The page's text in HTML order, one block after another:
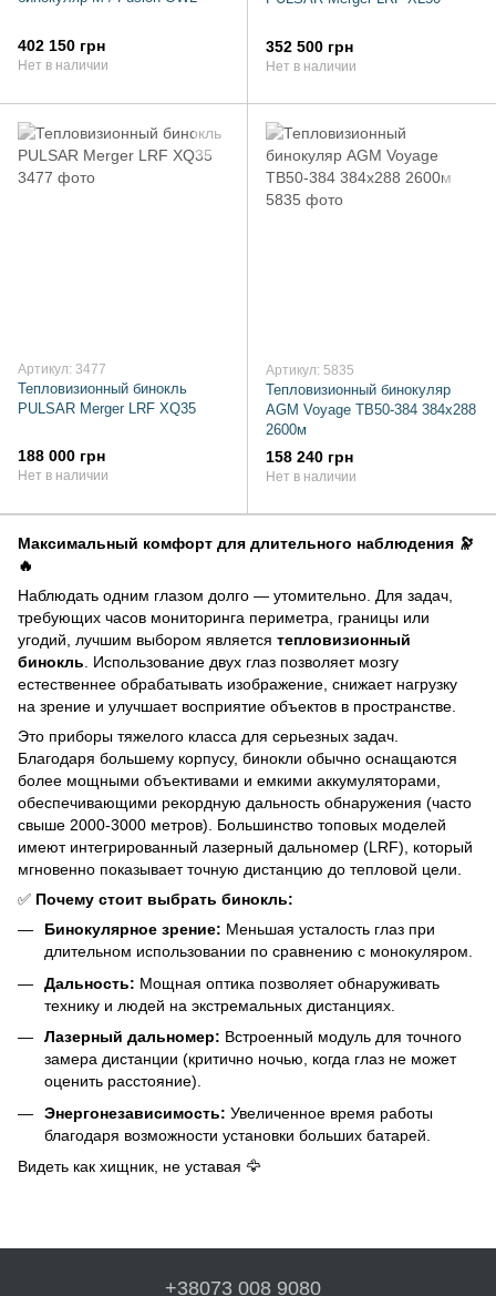
402 150 грн
Нет в наличии
352 500 грн
Нет в наличии
Артикул: 3477
Тепловизионный бинокль
PULSAR Merger LRF XQ35
188 000 грн
Нет в наличии
Артикул: 5835
Тепловизионный бинокуляр
AGM Voyage TB50-384 384х288
2600м
158 240 грн
Нет в наличии
Максимальный комфорт для длительного наблюдения 🔭
🔥
Наблюдать одним глазом долго — утомительно. Для задач,
требующих часов мониторинга периметра, границы или
угодий, лучшим выбором является тепловизионный
бинокль. Использование двух глаз позволяет мозгу
естественнее обрабатывать изображение, снижает нагрузку
на зрение и улучшает восприятие объектов в пространстве.
Это приборы тяжелого класса для серьезных задач.
Благодаря большему корпусу, бинокли обычно оснащаются
более мощными объективами и емкими аккумуляторами,
обеспечивающими рекордную дальность обнаружения (часто
свыше 2000-3000 метров). Большинство топовых моделей
имеют интегрированный лазерный дальномер (LRF), который
мгновенно показывает точную дистанцию до тепловой цели.
✅ Почему стоит выбрать бинокль:
Бинокулярное зрение: Меньшая усталость глаз при
длительном использовании по сравнению с монокуляром.
Дальность: Мощная оптика позволяет обнаруживать
технику и людей на экстремальных дистанциях.
Лазерный дальномер: Встроенный модуль для точного
замера дистанции (критично ночью, когда глаз не может
оценить расстояние).
Энергонезависимость: Увеличенное время работы
благодаря возможности установки больших батарей.
Видеть как хищник, не уставая 🦅
+38073 008 9080